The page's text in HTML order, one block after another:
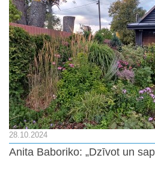
28.10.2024
Anita Baboriko: „Dzīvot un